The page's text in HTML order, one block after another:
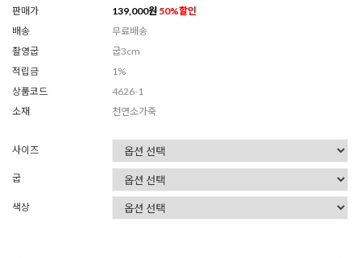
판매가
139,000원 50%할인
배송
무료배송
촬영굽
굽3cm
적립금
1%
상품코드
4626-1
소재
천연소가죽
사이즈
굽
색상